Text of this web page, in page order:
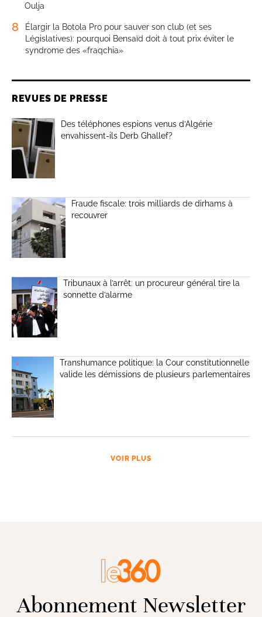
Oulja
8
Élargir la Botola Pro pour sauver son club (et ses
Législatives): pourquoi Bensaïd doit à tout prix éviter le
syndrome des «fraqchia»
REVUES DE PRESSE
Des téléphones espions venus d’Algérie
envahissent-ils Derb Ghallef?
Fraude fiscale: trois milliards de dirhams à
recouvrer
Tribunaux à l’arrêt: un procureur général tire la
sonnette d’alarme
Transhumance politique: la Cour constitutionnelle
valide les démissions de plusieurs parlementaires
VOIR PLUS
Abonnement Newsletter